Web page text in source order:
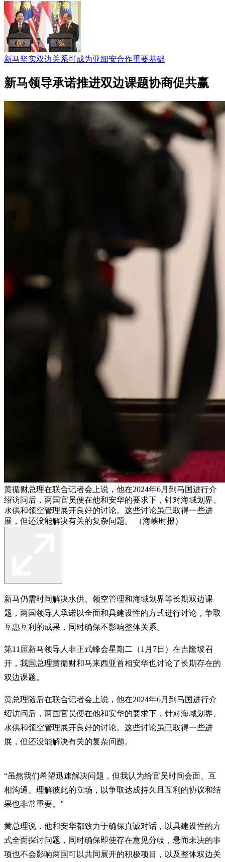
新马坚实双边关系可成为亚细安合作重要基础
新马领导承诺推进双边课题协商促共赢
黄循财总理在联合记者会上说，他在2024年6月到马国进行介
绍访问后，两国官员便在他和安华的要求下，针对海域划界、
水供和领空管理展开良好的讨论。这些讨论虽已取得一些进
展，但还没能解决有关的复杂问题。 （海峡时报）
新马仍需时间解决水供、领空管理和海域划界等长期双边课
题，两国领导人承诺以全面和具建设性的方式进行讨论，争取
互惠互利的成果，同时确保不影响整体关系。
第11届新马领导人非正式峰会星期二（1月7日）在吉隆坡召
开，我国总理黄循财和马来西亚首相安华也讨论了长期存在的
双边课题。
黄总理随后在联合记者会上说，他在2024年6月到马国进行介
绍访问后，两国官员便在他和安华的要求下，针对海域划界、
水供和领空管理展开良好的讨论。这些讨论虽已取得一些进
展，但还没能解决有关的复杂问题。
“虽然我们希望迅速解决问题，但我认为给官员时间会面、互
相沟通、理解彼此的立场，以争取达成持久且互利的协议和结
果也非常重要。”
黄总理说，他和安华都致力于确保真诚对话，以具建设性的方
式全面探讨问题，同时确保即使存在意见分歧，悬而未决的事
项也不会影响两国可以共同展开的积极项目，以及整体双边关